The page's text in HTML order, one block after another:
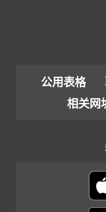
公用表格
相关网